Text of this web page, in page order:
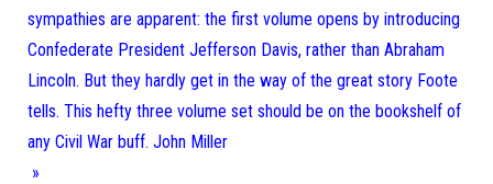
sympathies are apparent: the first volume opens by introducing
Confederate President Jefferson Davis, rather than Abraham
Lincoln. But they hardly get in the way of the great story Foote
tells. This hefty three volume set should be on the bookshelf of
any Civil War buff. John Miller
»